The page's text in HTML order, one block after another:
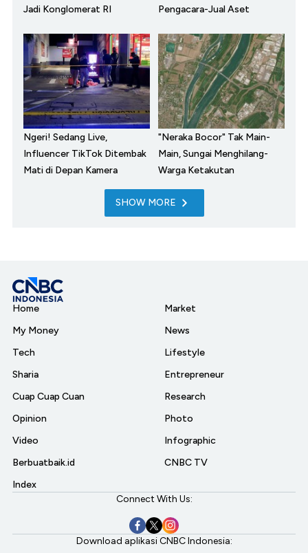
Jadi Konglomerat RI
Pengacara-Jual Aset
Ngeri! Sedang Live,
Influencer TikTok Ditembak
Mati di Depan Kamera
"Neraka Bocor" Tak Main-
Main, Sungai Menghilang-
Warga Ketakutan
SHOW MORE
Home
My Money
Tech
Sharia
Cuap Cuap Cuan
Opinion
Video
Berbuatbaik.id
Index
Market
News
Lifestyle
Entrepreneur
Research
Photo
Infographic
CNBC TV
Connect With Us:
Download aplikasi CNBC Indonesia: